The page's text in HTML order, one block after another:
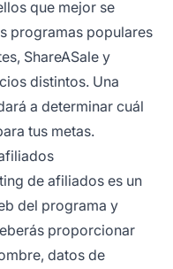
que mejor se
programas populares
ShareASale y
distintos. Una
a determinar cuál
tus metas.
de afiliadoses un
del programa y
proporcionar
datos de